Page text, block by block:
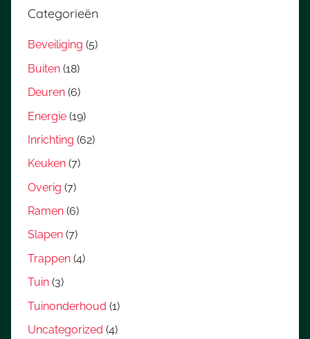
Categorieën
Beveiliging (5)
Buiten (18)
Deuren (6)
Energie (19)
Inrichting (62)
Keuken (7)
Overig (7)
Ramen (6)
Slapen (7)
Trappen (4)
Tuin (3)
Tuinonderhoud (1)
Uncategorized (4)